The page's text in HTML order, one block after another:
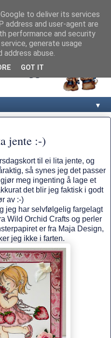
▼
jente :-)
til ei lita jente, og
så synes jeg det passer
meg ingenting å lage et
det blir jeg faktisk i godt
av :-)
jeg har selvfølgelig fargelagt
Wild Orchid Crafts og perler
er fra Maja Design,
jeg ikke i farten.
to deliver its services
address and user-agent are
performance and security
generate usage
abuse.
GOT IT